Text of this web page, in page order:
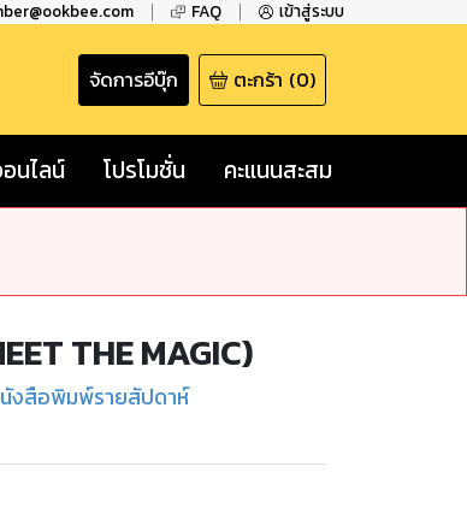
FAQ เข้าสู่ระบบ
จัดการอีบุ๊ก ตะกร้า (0)
นไลน์ โปรโมชั่น คะแนนสะสม
THE MAGIC)
งสือพิมพ์รายสัปดาห์